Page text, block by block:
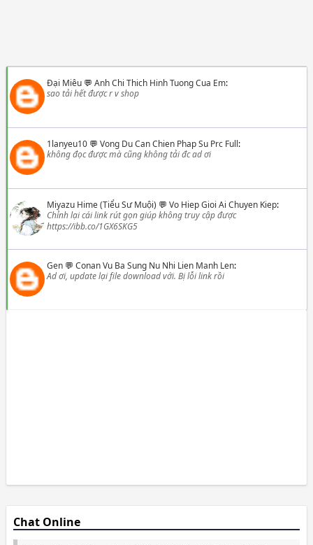
Đại Miêu💬 Anh Chi Thich Hinh Tuong Cua Em:
sao tải hết được r v shop
1lanyeu10💬 Vong Du Can Chien Phap Su Prc Full:
không đọc được mà cũng không tải đc ad ơi
Miyazu Hime (Tiểu Sư Muội) 💬 Vo Hiep Gioi Ai Chuyen Kiep:
Chỉnh lại cái link rút gọn giúp không truy cập được
https://ibb.co/1GX6SKG5
Gen💬 Conan Vu Ba Sung Nu Nhi Lien Manh Len:
Ad ơi, update lại file download với. Bị lỗi link rồi
Chat Online